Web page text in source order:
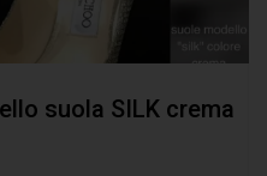
suola SILK crema